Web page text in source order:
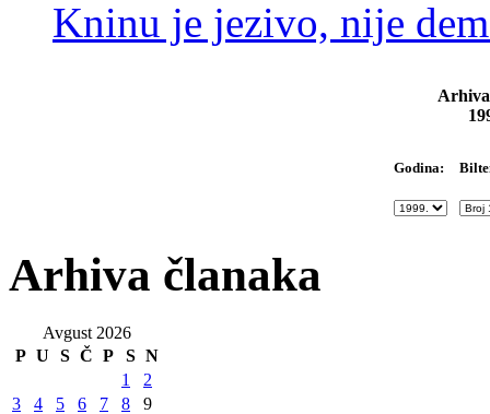
Kninu je jezivo, nije
Godina:
Arhiva članaka
Avgust 2026
P U S Č P S N
1
2
3
4 5 6 7 8
9